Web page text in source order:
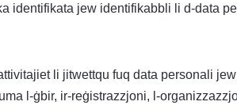
identifikata jew identifikabbli li d-data
li jitwettqu fuq data personali
l-ġbir, ir-reġistrazzjoni, l-